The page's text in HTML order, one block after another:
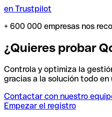
en Trustpilot
+ 600 000 empresas nos
¿Quieres probar
Controla y optimiza la
gracias a la solución todo en
Contactar con nuestro
Empezar el registro